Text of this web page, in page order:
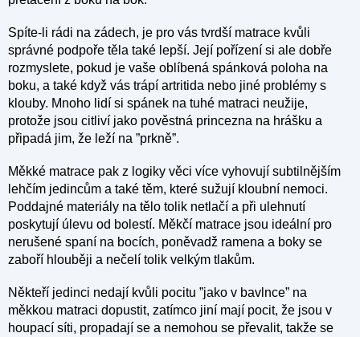
Spíte-li rádi na zádech, je pro vás tvrdší matrace kvůli
správné podpoře těla také lepší. Její pořízení si ale dobře
rozmyslete, pokud je vaše oblíbená spánková poloha na
boku, a také když vás trápí artritida nebo jiné problémy s
klouby. Mnoho lidí si spánek na tuhé matraci neužije,
protože jsou citliví jako pověstná princezna na hrášku a
připadá jim, že leží na ”prkně”.
Měkké matrace pak z logiky věci více vyhovují subtilnějším
lehčím jedincům a také těm, které sužují kloubní nemoci.
Poddajné materiály na tělo tolik netlačí a při ulehnutí
poskytují úlevu od bolestí. Měkčí matrace jsou ideální pro
nerušené spaní na bocích, poněvadž ramena a boky se
zaboří hlouběji a nečelí tolik velkým tlakům.
Někteří jedinci nedají kvůli pocitu ”jako v bavlnce” na
měkkou matraci dopustit, zatímco jiní mají pocit, že jsou v
houpací síti, propadají se a nemohou se převalit, takže se